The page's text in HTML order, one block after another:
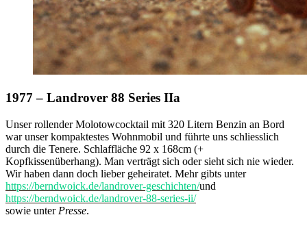
1977 – Landrover 88 Series IIa
Unser rollender Molotowcocktail mit 320 Litern Benzin an Bord
war unser kompaktestes Wohnmobil und führte uns schliesslich
durch die Tenere. Schlaffläche 92 x 168cm (+
Kopfkissenüberhang). Man verträgt sich oder sieht sich nie wieder.
Wir haben dann doch lieber geheiratet. Mehr gibts unter
https://berndwoick.de/landrover-geschichten/und
https://berndwoick.de/landrover-88-series-ii/
sowie unter Presse.